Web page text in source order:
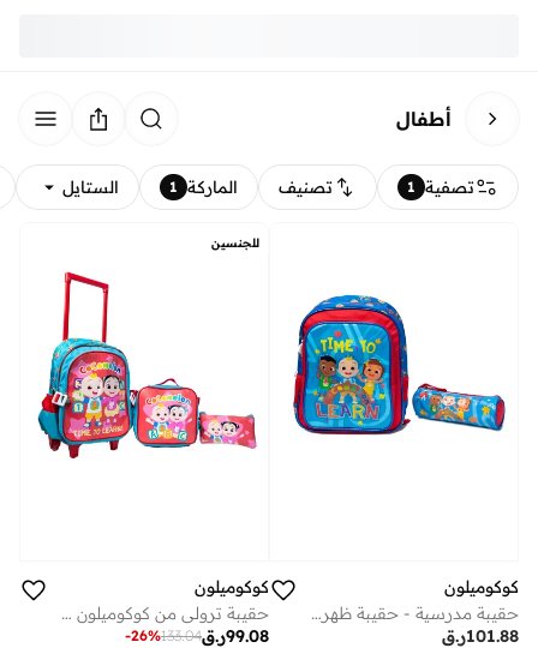
أطفال
تصفية 1 تصنيف الماركة 1 الستايل
كوكوميلون
حقيبة مدرسية - حقيبة ظهر مع مقلمة
ر.ق101.88
للجنسين
كوكوميلون
حقيبة ترولي من كوكوميلون مقاس 14 بوصة، وحقيبة غداء، وحقيبة أقلام
ر.ق99.08
133.04
-26%